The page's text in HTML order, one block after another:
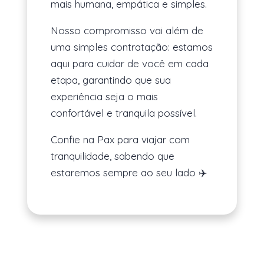
mais humana, empática e simples.
Nosso compromisso vai além de
uma simples contratação: estamos
aqui para cuidar de você em cada
etapa, garantindo que sua
experiência seja o mais
confortável e tranquila possível.
Confie na Pax para viajar com
tranquilidade, sabendo que
estaremos sempre ao seu lado ✈️